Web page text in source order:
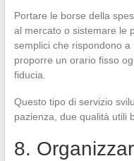
Portare le borse della
al mercato o sistemare le
semplici che rispondono
proporre un orario fisso
fiducia.
Questo tipo di servizio
pazienza, due qualità utili
8.